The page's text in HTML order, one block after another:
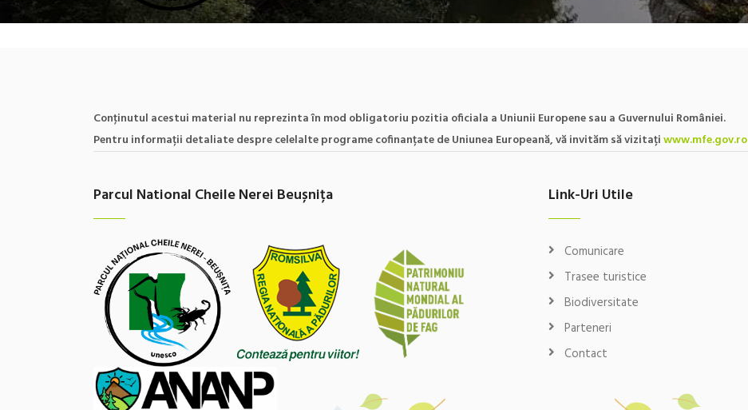
Conţinutul acestui material nu reprezinta în mod obligatoriu pozitia oficiala a Uniunii Europene sau a Guvernului României.
Pentru informații detaliate despre celelalte programe cofinanțate de Uniunea Europeană, vă invităm să vizitațiwww.mfe.gov.ro
Parcul National Cheile Nerei Beușnița Link-Uri Utile
Comunicare
Trasee turistice
Biodiversitate
Parteneri
Contact